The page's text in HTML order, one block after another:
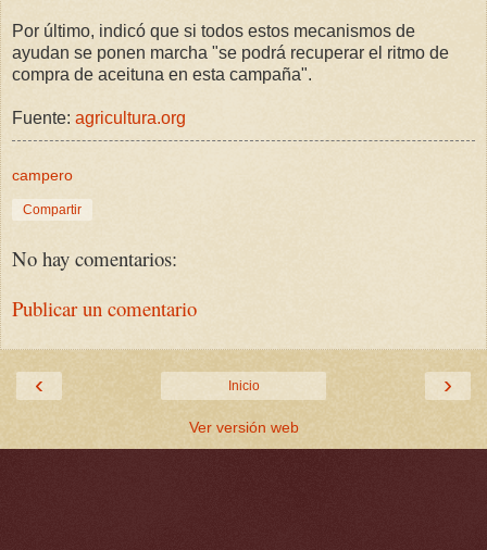
Por último, indicó que si todos estos mecanismos de
ayudan se ponen marcha "se podrá recuperar el ritmo de
compra de aceituna en esta campaña".
Fuente: agricultura.org
campero
Compartir
No hay comentarios:
Publicar un comentario
‹ ›
Inicio
Ver versión web